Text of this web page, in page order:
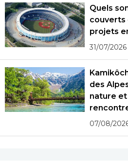
Quels
couverts
projets
31/07/2026
des
nature
07/08/